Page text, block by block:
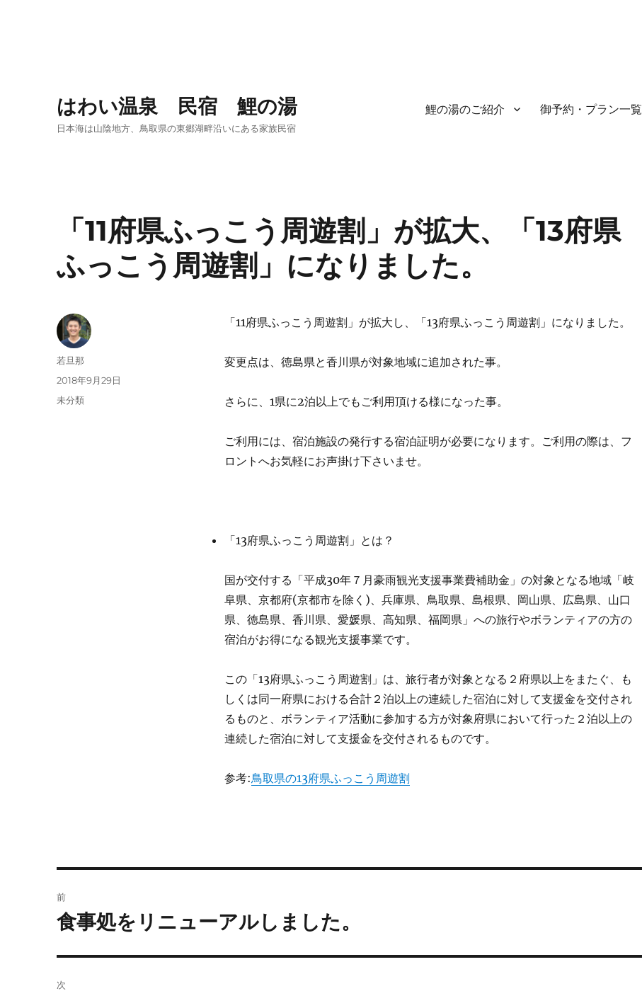
はわい温泉 民宿 鯉の湯
日本海は山陰地方、鳥取県の東郷湖畔沿いにある家族民宿
鯉の湯のご紹介 御予約・プラン一覧
「11府県ふっこう周遊割」が拡大、「13府県
ふっこう周遊割」になりました。
「11府県ふっこう周遊割」が拡大し、「13府県ふっこう周遊割」になりました。
変更点は、徳島県と香川県が対象地域に追加された事。
さらに、1県に2泊以上でもご利用頂ける様になった事。
ご利用には、宿泊施設の発行する宿泊証明が必要になります。ご利用の際は、フ
ロントへお気軽にお声掛け下さいませ。
「13府県ふっこう周遊割」とは？
国が交付する「平成30年７月豪雨観光支援事業費補助金」の対象となる地域「岐
阜県、京都府(京都市を除く)、兵庫県、鳥取県、島根県、岡山県、広島県、山口
県、徳島県、香川県、愛媛県、高知県、福岡県」への旅行やボランティアの方の
宿泊がお得になる観光支援事業です。
この「13府県ふっこう周遊割」は、旅行者が対象となる２府県以上をまたぐ、も
しくは同一府県における合計２泊以上の連続した宿泊に対して支援金を交付され
るものと、ボランティア活動に参加する方が対象府県において行った２泊以上の
連続した宿泊に対して支援金を交付されるものです。
参考:鳥取県の13府県ふっこう周遊割
投
若旦那
投
稿
2018年9月29日
カ
未分類
稿
前
前
投
稿:
食事処をリニューアルしました。
次